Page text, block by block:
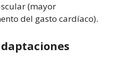
(mayor
del gasto cardíaco).